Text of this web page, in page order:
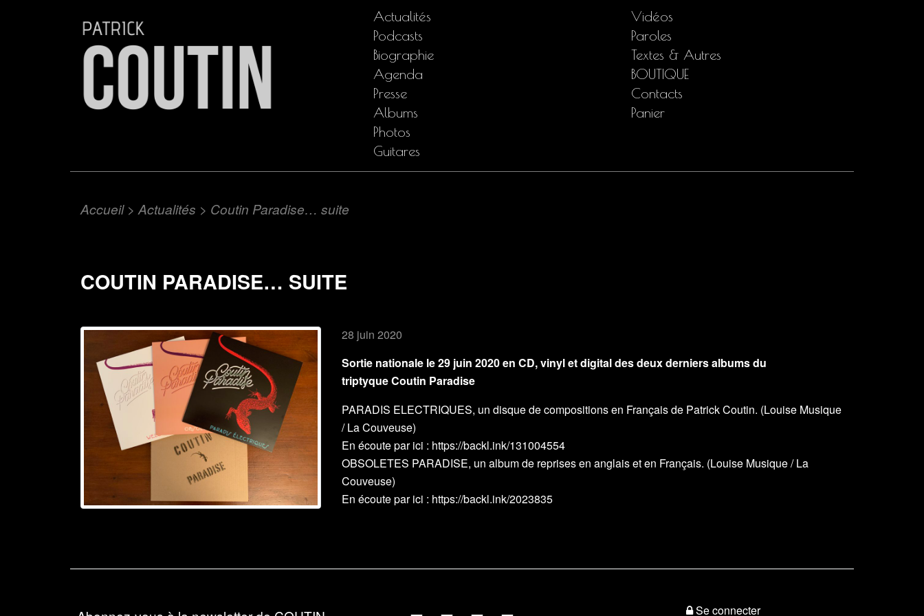
Actualités
Podcasts
Biographie
Agenda
Presse
Albums
Photos
Guitares
Vidéos
Paroles
Textes & Autres
BOUTIQUE
Contacts
Panier
Accueil> Actualités > Coutin Paradise… suite
COUTIN PARADISE… SUITE
28 juin 2020
Sortie nationale le 29 juin 2020 en CD, vinyl et digital des deux derniers albums du
triptyque Coutin Paradise
PARADIS ELECTRIQUES, un disque de compositions en Français de Patrick Coutin. (Louise Musique
/ La Couveuse)
En écoute par ici : https://backl.ink/131004554
OBSOLETES PARADISE, un album de reprises en anglais et en Français. (Louise Musique / La
Couveuse)
En écoute par ici : https://backl.ink/2023835
Se connecter